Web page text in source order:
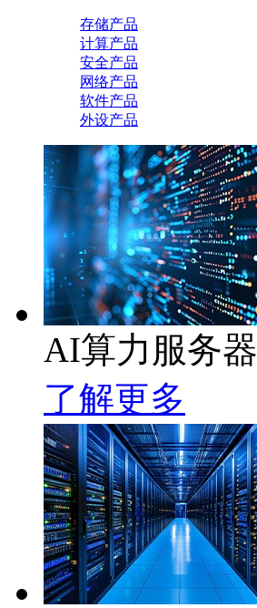
存储产品
计算产品
安全产品
网络产品
软件产品
外设产品
AI算力服务器
了解更多